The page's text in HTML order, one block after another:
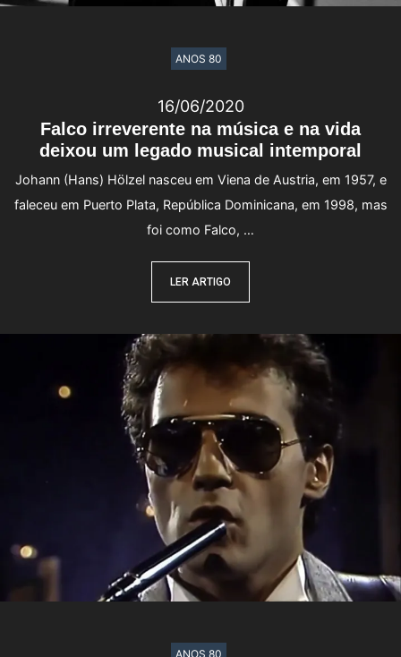
Falco irreverente na música e na vida
deixou um legado musical intemporal
16/06/2020
Johann (Hans) Hölzel nasceu em Viena de Austria, em 1957, e
faleceu em Puerto Plata, República Dominicana, em 1998, mas
foi como Falco, …
LER ARTIGO
ANOS 80
ANOS 80